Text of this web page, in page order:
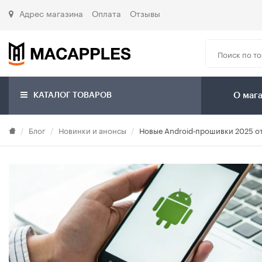
Адрес магазина Оплата Отзывы
КАТАЛОГ ТОВАРОВ О
Блог Новинки и анонсы Новые Android‑прошивки 2025
Apple iPhone 17 Pro
от 98 990